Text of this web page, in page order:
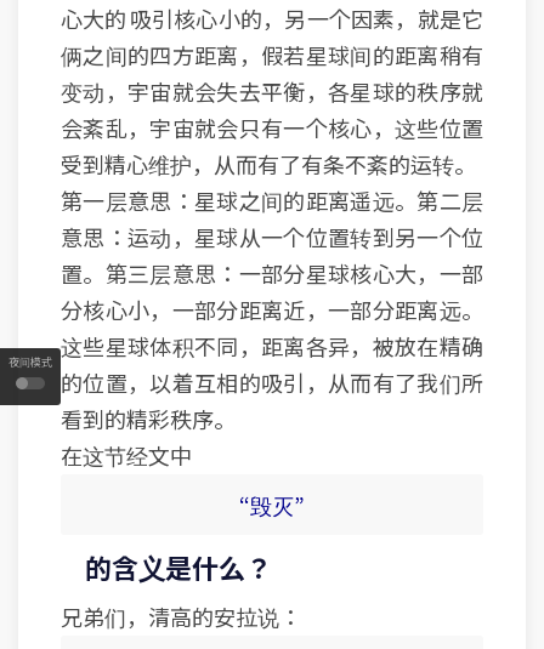
夜间模式
心大的 吸引核心小的，另一个因素，就是它
俩之间的四方距离，假若星球间的距离稍有
变动，宇宙就会失去平衡，各星球的秩序就
会紊乱，宇宙就会只有一个核心，这些位置
受到精心维护，从而有了有条不紊的运转。
第一层意思：星球之间的距离遥远。第二层
意思：运动，星球从一个位置转到另一个位
置。第三层意思：一部分星球核心大，一部
分核心小，一部分距离近，一部分距离远。
这些星球体积不同，距离各异，被放在精确
的位置，以着互相的吸引，从而有了我们所
看到的精彩秩序。
在这节经文中
“毁灭”
的含义是什么？
兄弟们，清高的安拉说：